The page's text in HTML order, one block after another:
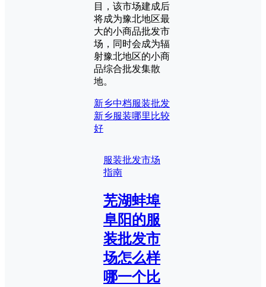
目，该市场建成后
将成为豫北地区最
大的小商品批发市
场，同时会成为辐
射豫北地区的小商
品综合批发集散
地。
新乡中档服装批发
新乡服装哪里比较
好
服装批发市场
指南
芜湖蚌埠
阜阳的服
装批发市
场怎么样
哪一个比